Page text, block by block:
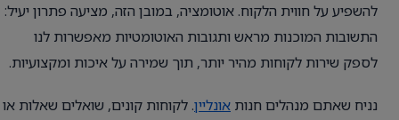
להשפיע על חווית הלקוח. אוטומציה, במובן הזה, מציעה פתרון יעיל:
התשובות המוכנות מראש ותגובות האוטומטיות מאפשרות לנו
לספק שירות לקוחות מהיר יותר, תוך שמירה על איכות ומקצועיות.
נניח שאתם מנהלים חנות אונליין. לקוחות קונים, שואלים שאלות או